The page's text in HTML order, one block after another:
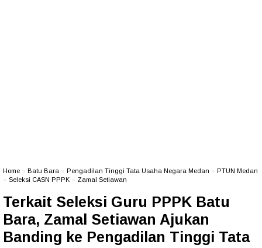
Home Batu Bara Pengadilan Tinggi Tata Usaha Negara Medan
PTUN Medan
Seleksi CASN PPPK Zamal Setiawan
Terkait Seleksi Guru PPPK Batu
Bara, Zamal Setiawan Ajukan
Banding ke Pengadilan Tinggi Tata